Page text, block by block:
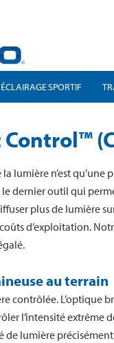
ÉCLAIRAGE SPORTIF
lumière n’est qu’une
le dernier outil qui
plus de lumière
d’exploitation.
au terrain
contrôlée. L’optique
l’intensité extrême
lumière